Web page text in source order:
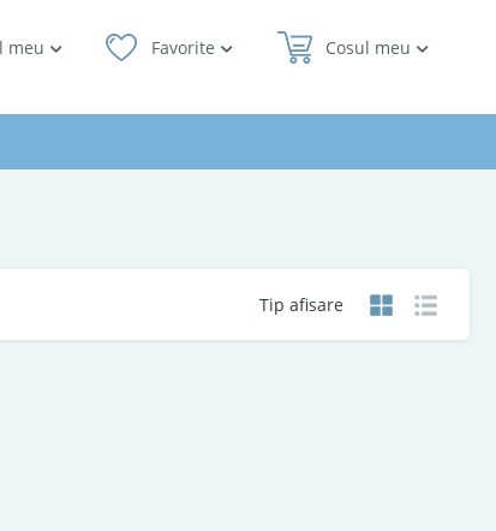
Cosul meu
Favorite
meu
Tip afisare